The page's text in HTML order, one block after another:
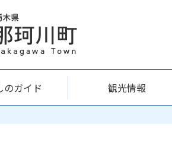
のガイド 観光情報